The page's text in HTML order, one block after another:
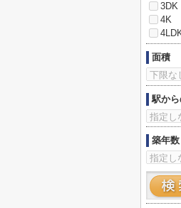
3DK
4K
面積
駅か
築年数